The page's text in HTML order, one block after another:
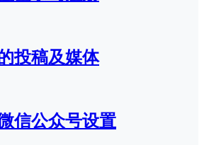
投稿及媒体
信公众号设置